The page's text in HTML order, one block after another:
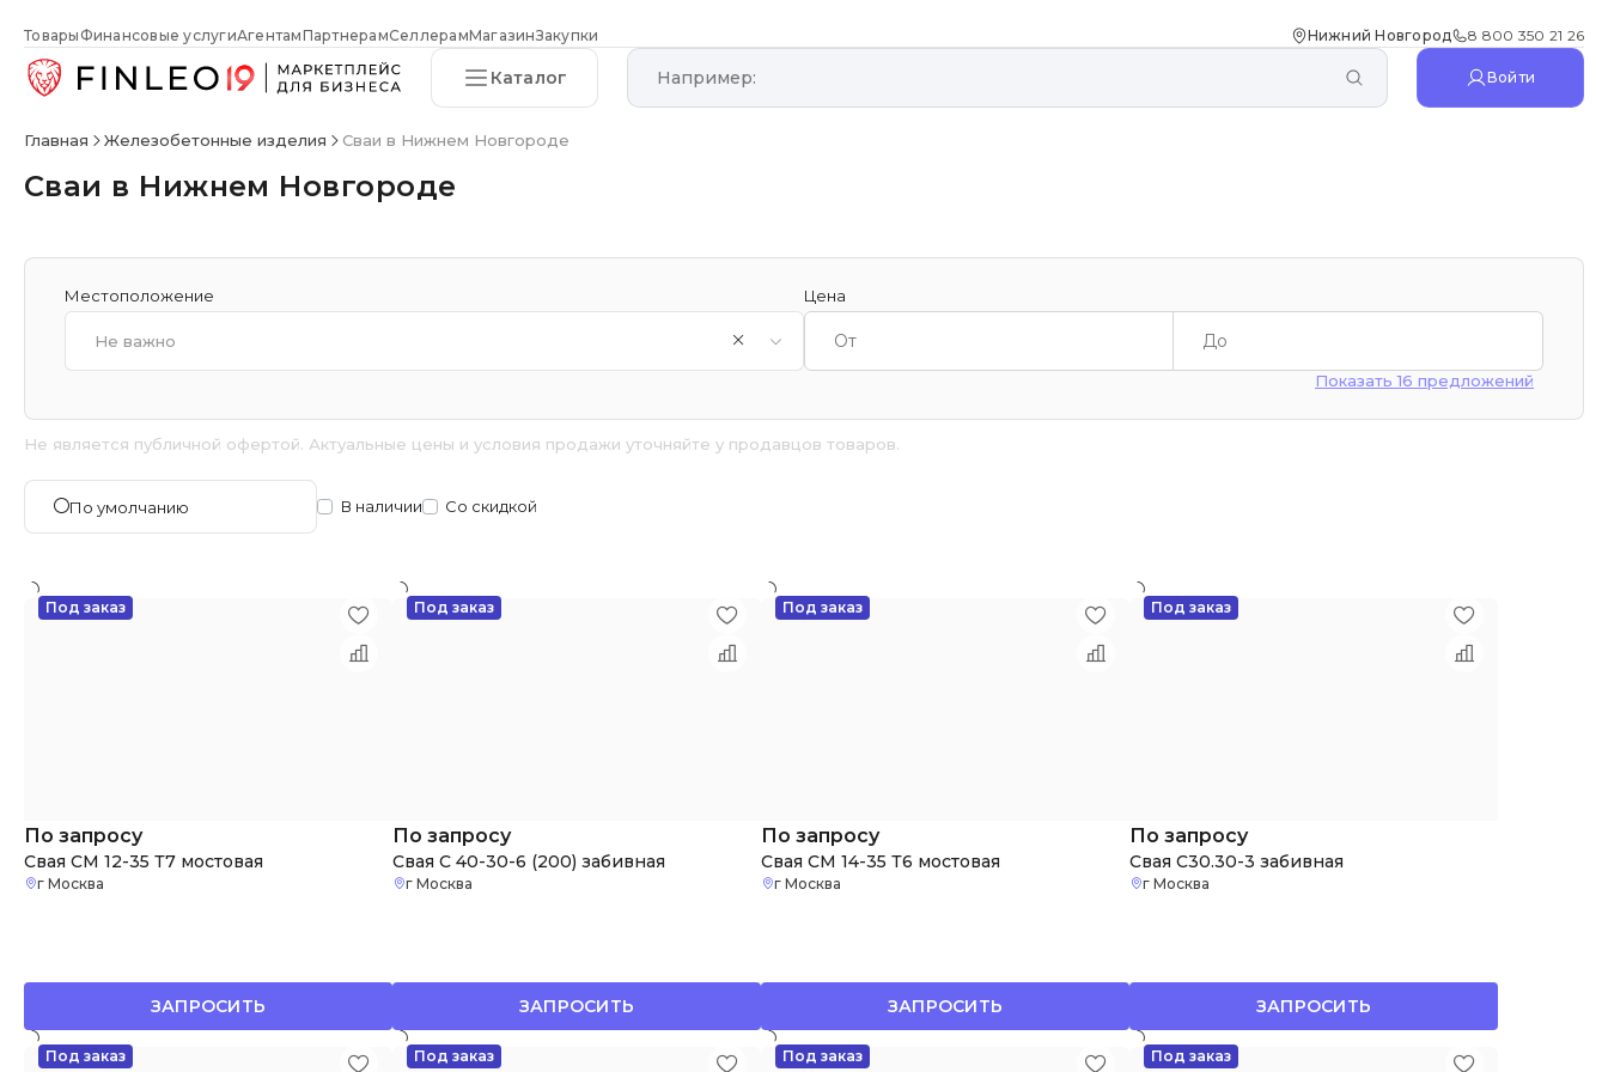
Товары Финансовые услугиАгентамПартнерамСеллерамМагазинЗакупки Нижний Новгород 8 800 350 21 26
Каталог Войти
Главная Железобетонные изделия Сваи в Нижнем Новгороде
Сваи в Нижнем Новгороде
Местоположение
Не важно
Цена
Показать 16 предложений
Не является публичной офертой. Актуальные цены и условия продажи уточняйте у продавцов товаров.
По умолчанию В наличии Со скидкой
Под заказ
По запросу
Свая СМ 12-35 Т7 мостовая
г Москва
ЗАПРОСИТЬ
Под заказ
По запросу
Свая С 40-30-6 (200) забивная
г Москва
ЗАПРОСИТЬ
Под заказ
По запросу
Свая СМ 14-35 Т6 мостовая
г Москва
ЗАПРОСИТЬ
Под заказ
По запросу
Свая С30.30-3 забивная
г Москва
ЗАПРОСИТЬ
Под заказ Под заказ Под заказ Под заказ